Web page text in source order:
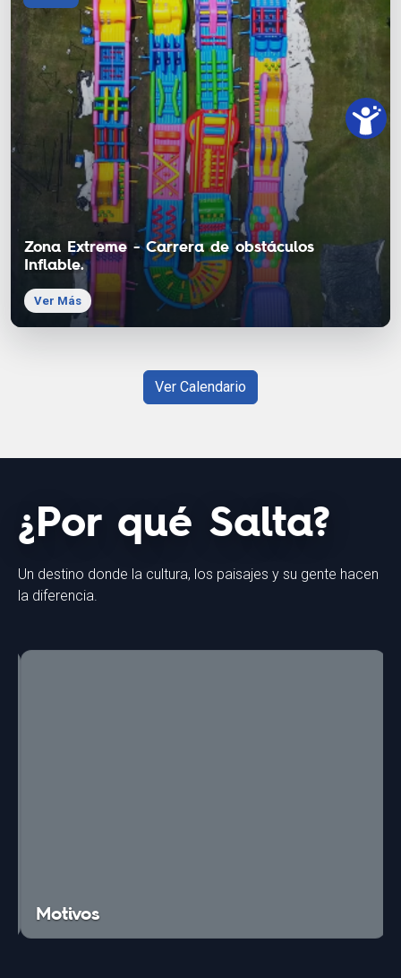
Zona Extreme - Carrera de obstáculos
Inflable.
Ver Más
Ver Calendario
¿Por qué Salta?
Un destino donde la cultura, los paisajes y su gente hacen
la diferencia.
Motivos